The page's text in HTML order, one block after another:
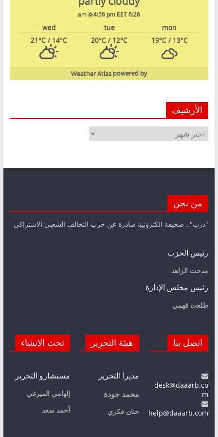
6:26 am
4:56 pm EET
mon
tue
wed
19°C/ 13°C
20°C / 12°C
21°C / 14°C
powered by
Weather Atlas
الأرشيف
الأرشيف
من نحن
"درب".. صحيفة الكترونية صادرة عن حزب التحالف الشعبي الاشتراكي
رئيس الحزب
مدحت الزاهد
رئيس مجلس الإدارة
طلعت فهمي
اتصل بنا
desk@daaarb.co
m
help@daaarb.com
هيئة التحرير
مديرا التحرير
محمد جودة
حنان فكري
تحت الانشاء
مستشارو التحرير
إلهامي الميرغي
أحمد سعد